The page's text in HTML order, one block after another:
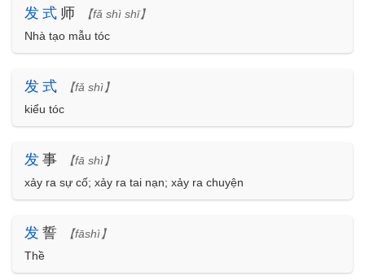
发 式 师
【fǎ shì shī】
Nhà tạo mẫu tóc
发 式
【fǎ shì】
kiểu tóc
发 事
【fā shì】
xảy ra sự cố; xảy ra tai nạn; xảy ra chuyện
发 誓
【fāshì】
Thề